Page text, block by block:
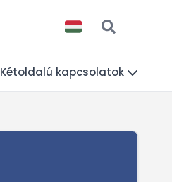
Kétoldalú kapcsolatok